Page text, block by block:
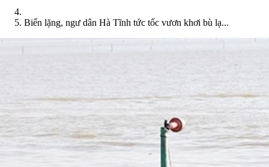
Biển lặng, ngư dân Hà Tĩnh tức tốc vươn khơi bù lạ...